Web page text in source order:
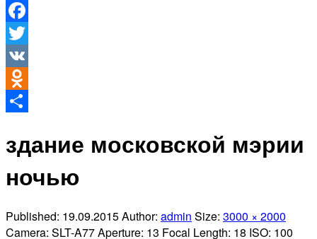
Отправить
Facebook
Twitter
VK
Odnoklassniki
здание московской мэрии
ночью
Published: 19.09.2015Author: admin Size: 3000 × 2000
Camera: SLT-A77Aperture: 13 Focal Length: 18 ISO: 100